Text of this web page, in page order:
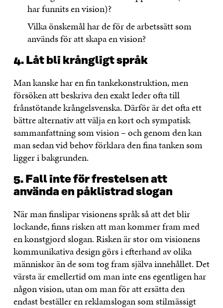
har funnits en vision)?
Vilka önskemål har de för de arbetssätt som
används för att skapa en vision?
4. Låt bli krångligt språk
Man kanske har en fin tankekonstruktion, men
försöken att beskriva den exakt leder ofta till
frånstötande krångelsvenska. Därför är det ofta ett
bättre alternativ att välja en kort och sympatisk
sammanfattning som vision – och genom den kan
man sedan vid behov förklara den fina tanken som
ligger i bakgrunden.
5. Fall inte för frestelsen att
använda en påklistrad slogan
När man finslipar visionens språk så att det blir
lockande, finns risken att man kommer fram med
en konstgjord slogan. Risken är stor om visionens
kommunikativa design görs i efterhand av olika
människor än de som tog fram själva innehållet. Det
värsta är emellertid om man inte ens egentligen har
någon vision, utan om man för att ersätta den
endast beställer en reklamslogan som stilmässigt